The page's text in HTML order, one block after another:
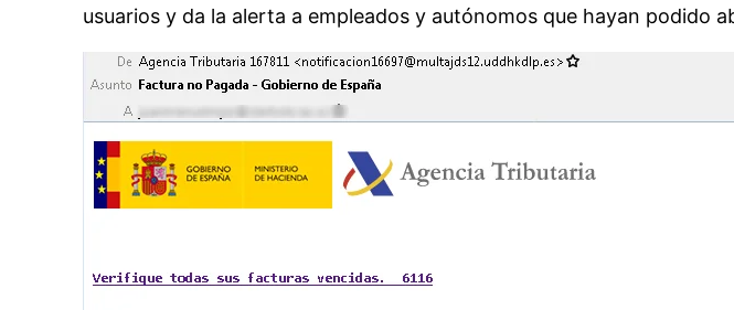
usuarios y da la alerta a empleados y autónomos que hayan podido